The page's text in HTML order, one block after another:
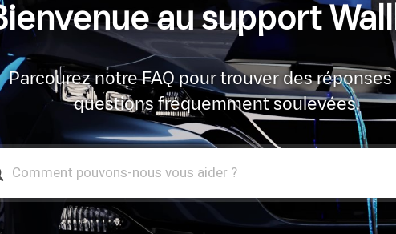
au support
Parcourez notre FAQ pour trouver des réponses
questions fréquemment soulevées.